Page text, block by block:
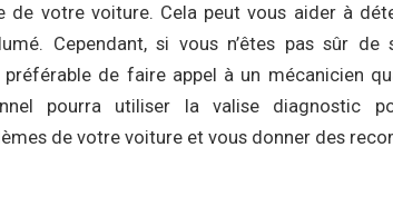
de votre voiture. Cela peut vous aider à
Cependant, si vous n’êtes pas sûr de
de faire appel à un mécanicien
pourra utiliser la valise diagnostic
de votre voiture et vous donner des